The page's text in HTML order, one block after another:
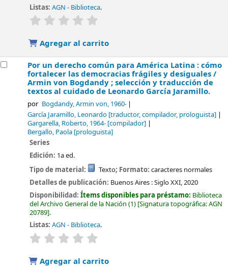
Listas: AGN - Biblioteca.
valoración
Agregar al carrito
Por un derecho común para América Latina : cómo
fortalecer las democracias frágiles y desiguales /
Armin von Bogdandy ; selección y traducción de
textos al cuidado de Leonardo García Jaramillo.
por Bogdandy, Armin von, 1960-
García Jaramillo, Leonardo [traductor, compilador, prologuista]
Gargarella, Roberto, 1964- [compilador]
Bergallo, Paola [prologuista]
Series
Edición: 1a ed.
Tipo de material:
Texto; Formato: caracteres normales
Detalles de publicación: Buenos Aires :Siglo XXI,2020
Disponibilidad:Ítems disponibles para préstamo: Biblioteca
del Archivo General de la Nación (1) Signatura topográfica:AGN
20789 .
Listas: AGN - Biblioteca.
valoración
Agregar al carrito